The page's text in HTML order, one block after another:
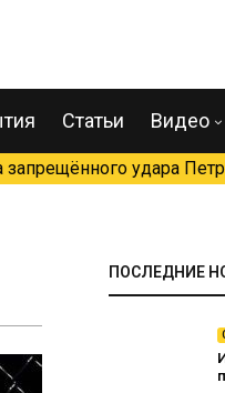
Статьи Видео
удара
ПОСЛЕДНИЕ